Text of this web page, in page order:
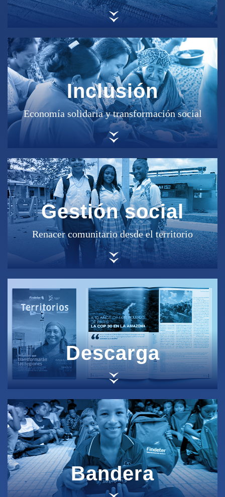
Inclusión
Economía solidaria y transformación social
Gestión social
Renacer comunitario desde el territorio
Descarga
Bandera